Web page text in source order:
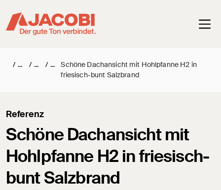
/ / /
Schöne Dachansicht mit Hohlpfanne H2 in
friesisch-bunt Salzbrand
Schöne Dachansicht mit
Hohlpfanne H2 in friesisch-
bunt Salzbrand
Referenz